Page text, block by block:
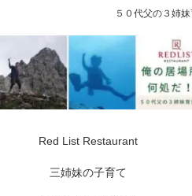
５０代父の３姉
Red List Restaurant
三姉妹の子育て